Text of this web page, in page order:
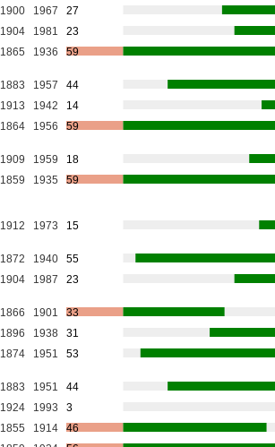
1900 1967
27
1904 1981
23
1865 1936 59
1883 1957
44
1913 1942
14
1864 1956 59
1909 1959
18
1859 1935 59
1912 1973 15
1872 1940
55
1904 1987 23
1866 1901
33
1896 1938
31
1874 1951 53
1883 1951
44
1924 1993
3
1855 1914
46